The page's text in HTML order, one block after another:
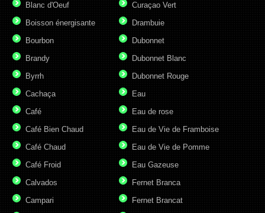
Blanc d'Oeuf
Boisson énergisante
Bourbon
Brandy
Byrrh
Cachaça
Café
Café Bien Chaud
Café Chaud
Café Froid
Calvados
Campari
Curaçao Vert
Drambuie
Dubonnet
Dubonnet Blanc
Dubonnet Rouge
Eau
Eau de rose
Eau de Vie de Framboise
Eau de Vie de Pomme
Eau Gazeuse
Fernet Branca
Fernet Brancat